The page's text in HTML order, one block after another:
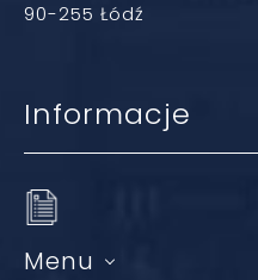
90-255 Łódź
Informacje
Menu